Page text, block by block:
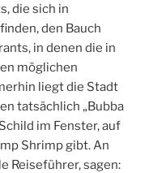
die sich in
den Bauch
in denen die in
möglichen
liegt die Stadt
tatsächlich „Bubba
im Fenster, auf
Shrimp gibt. An
Reiseführer, sagen: